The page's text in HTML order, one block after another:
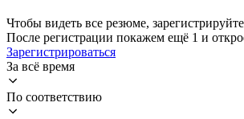
Чтобы видеть все резюме,
После регистрации покажем ещё 1 и
Зарегистрироваться
За всё время
По соответствию